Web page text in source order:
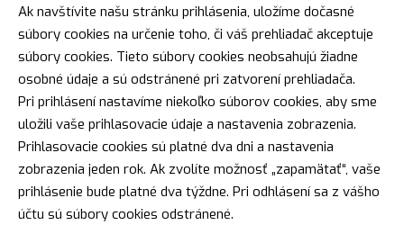
Ak navštívite našu stránku prihlásenia, uložíme dočasné
súbory cookies na určenie toho, či váš prehliadač akceptuje
súbory cookies. Tieto súbory cookies neobsahujú žiadne
osobné údaje a sú odstránené pri zatvorení prehliadača.
Pri prihlásení nastavíme niekoľko súborov cookies, aby sme
uložili vaše prihlasovacie údaje a nastavenia zobrazenia.
Prihlasovacie cookies sú platné dva dni a nastavenia
zobrazenia jeden rok. Ak zvolíte možnosť „zapamätať“, vaše
prihlásenie bude platné dva týždne. Pri odhlásení sa z vášho
účtu sú súbory cookies odstránené.